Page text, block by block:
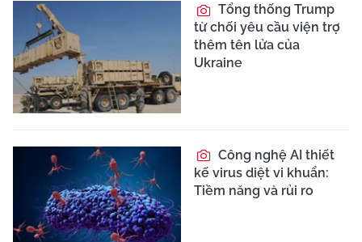
Tổng thống Trump
từ chối yêu cầu viện trợ
thêm tên lửa của
Ukraine
Công nghệ AI thiết
kế virus diệt vi khuẩn:
Tiềm năng và rủi ro